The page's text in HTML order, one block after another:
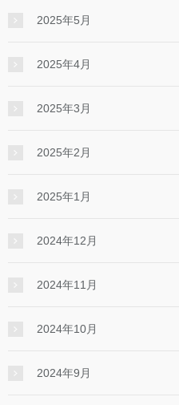
2025年5月
2025年4月
2025年3月
2025年2月
2025年1月
2024年12月
2024年11月
2024年10月
2024年9月